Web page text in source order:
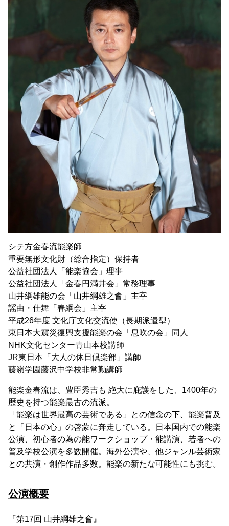
シテ方金春流能楽師
重要無形文化財（総合指定）保持者
公益社団法人「能楽協会」理事
公益社団法人「金春円満井会」常務理事
山井綱雄能の会「山井綱雄之會」主宰
謡曲・仕舞「春綱会」主宰
平成26年度 文化庁文化交流使（長期派遣型）
東日本大震災復興支援能楽の会「息吹の会」同人
NHK文化センター青山本校講師
JR東日本「大人の休日倶楽部」講師
藤嶺学園藤沢中学校非常勤講師
能楽金春流は、豊臣秀吉も 絶大に庇護をした、1400年の
歴史を持つ能楽最古の流派。
「能楽は世界最高の芸術である」との信念の下、能楽普及
と「日本の心」の啓蒙に奔走している。日本国内での能楽
公演、初心者の為の能ワークショップ・能講演、若者への
普及学校公演を多数開催。海外公演や、他ジャンル芸術家
との共演・創作作品多数。能楽の新たな可能性にも挑む。
公演概要
『第17回 山井綱雄之會』